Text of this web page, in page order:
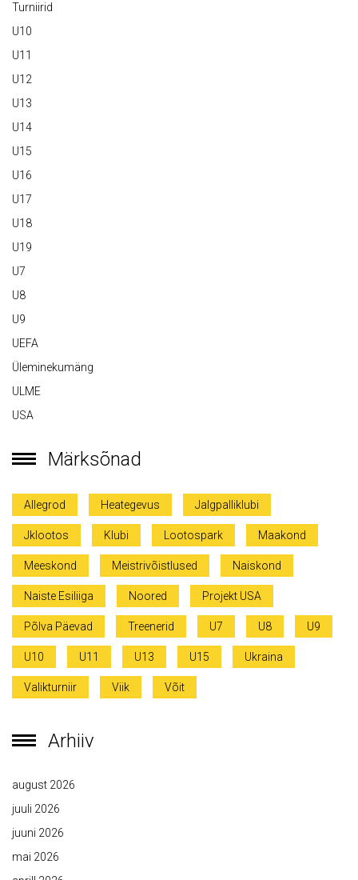
Turniirid
U10
U11
U12
U13
U14
U15
U16
U17
U18
U19
U7
U8
U9
UEFA
Üleminekumäng
ULME
USA
Märksõnad
Allegrod Heategevus Jalgpalliklubi
Jklootos Klubi Lootospark Maakond
Meeskond Meistrivõistlused Naiskond
Naiste Esiliiga Noored Projekt USA
Põlva Päevad Treenerid U7 U8 U9
U10 U11 U13 U15 Ukraina
Valikturniir Viik Võit
Arhiiv
august 2026
juuli 2026
juuni 2026
mai 2026